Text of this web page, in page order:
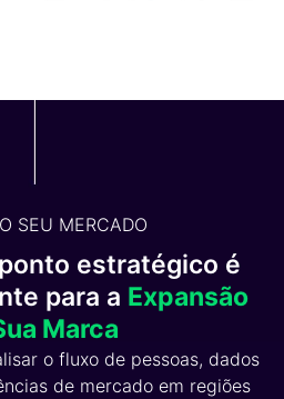
SEU MERCADO
estratégico é
para a Expansão
Marca
o fluxo de pessoas, dados
de mercado em regiões